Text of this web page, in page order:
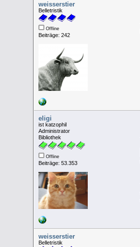
weisserstier
Belletristik
Offline
Beiträge: 242
eligi
ist katzophil
Administrator
Bibliothek
Offline
Beiträge: 53.353
weisserstier
Belletristik